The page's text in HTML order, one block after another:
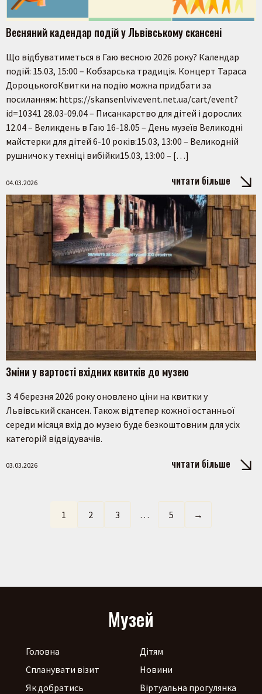
Весняний кадендар подій у Львівському скансені
Що відбуватиметься в Гаю весною 2026 року? Календар
подій: 15.03, 15:00 – Кобзарська традиція. Концерт Тараса
ДороцькогоКвитки на подію можна придбати за
посиланням: https://skansenlviv.event.net.ua/cart/event?
id=10341 28.03-09.04 – Писанкарство для дітей і дорослих
12.04 – Великдень в Гаю 16-18.05 – День музеїв Великодні
майстерки для дітей 6-10 років:15.03, 13:00 – Великодній
рушничок у техніці вибійки15.03, 13:00 – […]
04.03.2026 читати більше
Зміни у вартості вхідних квитків до музею
З 4 березня 2026 року оновлено ціни на квитки у
Львівський скансен. Також відтепер кожної останньої
середи місяця вхід до музею буде безкоштовним для усіх
категорій відвідувачів.
03.03.2026 читати більше
1 2 3 … 5 →
Музей
Головна
Спланувати візит
Як добратись
Дітям
Новини
Віртуальна прогулянка